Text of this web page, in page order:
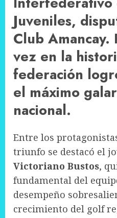
Juveniles,
Club
vez en la
federación
el máximo
nacional.
Entre los
triunfo se destacó el
Victoriano Bustos,
fundamental del
desempeño
crecimiento del golf